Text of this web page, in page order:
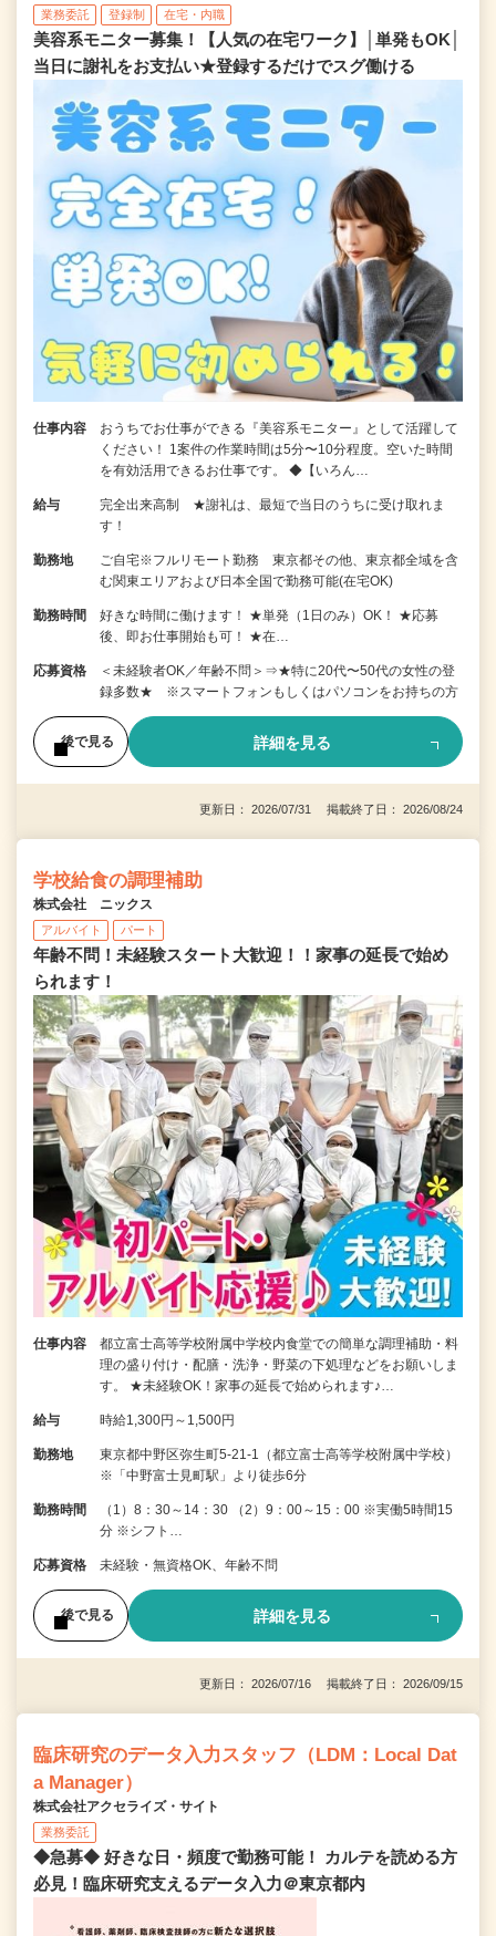
業務委託 登録制 在宅・内職
美容系モニター募集！【人気の在宅ワーク】│単発もOK│
当日に謝礼をお支払い★登録するだけでスグ働ける
仕事内容
おうちでお仕事ができる『美容系モニター』として活躍して
ください！ 1案件の作業時間は5分〜10分程度。空いた時間
を有効活用できるお仕事です。 ◆【いろん…
給与
完全出来高制 ★謝礼は、最短で当日のうちに受け取れま
す！
勤務地
ご自宅※フルリモート勤務 東京都その他、東京都全域を含
む関東エリアおよび日本全国で勤務可能(在宅OK)
勤務時間
好きな時間に働けます！ ★単発（1日のみ）OK！ ★応募
後、即お仕事開始も可！ ★在…
応募資格
＜未経験者OK／年齢不問＞⇒★特に20代〜50代の女性の登
録多数★ ※スマートフォンもしくはパソコンをお持ちの方
後で見る 詳細を見る
更新日： 2026/07/31 掲載終了日： 2026/08/24
学校給食の調理補助
株式会社 ニックス
アルバイト パート
年齢不問！未経験スタート大歓迎！！家事の延長で始め
られます！
仕事内容
都立富士高等学校附属中学校内食堂での簡単な調理補助・料
理の盛り付け・配膳・洗浄・野菜の下処理などをお願いしま
す。 ★未経験OK！家事の延長で始められます♪…
給与 時給1,300円～1,500円
勤務地
東京都中野区弥生町5-21-1（都立富士高等学校附属中学校）
※「中野富士見町駅」より徒歩6分
勤務時間
（1）8：30～14：30 （2）9：00～15：00 ※実働5時間15
分 ※シフト…
応募資格 未経験・無資格OK、年齢不問
後で見る 詳細を見る
更新日： 2026/07/16 掲載終了日： 2026/09/15
臨床研究のデータ入力スタッフ（LDM：Local Dat
a Manager）
株式会社アクセライズ・サイト
業務委託
◆急募◆ 好きな日・頻度で勤務可能！ カルテを読める方
必見！臨床研究支えるデータ入力＠東京都内